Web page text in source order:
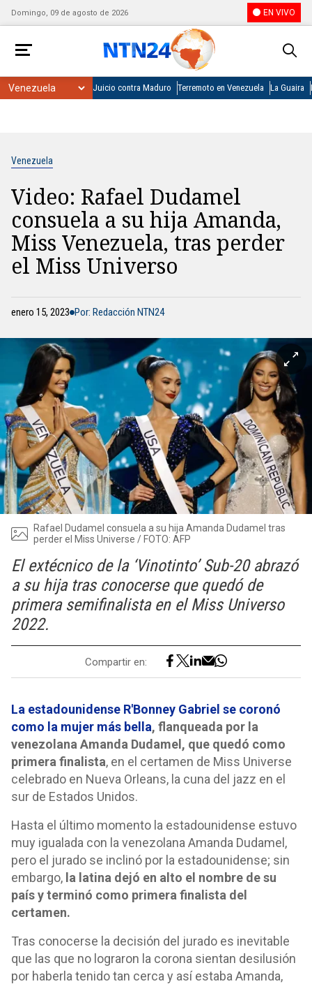
Domingo, 09 de agosto de 2026 EN VIVO
Juicio contra Maduro Terremoto en Venezuela La Guaira
Venezuela
Video: Rafael Dudamel
consuela a su hija Amanda,
Miss Venezuela, tras perder
el Miss Universo
enero 15, 2023 Por: Redacción NTN24
Rafael Dudamel consuela a su hija Amanda Dudamel tras
perder el Miss Universe / FOTO: AFP
El extécnico de la ‘Vinotinto’ Sub-20 abrazó
a su hija tras conocerse que quedó de
primera semifinalista en el Miss Universo
2022.
Compartir en:
La estadounidense R'Bonney Gabriel se coronó
como la mujer más bella, flanqueada por la
venezolana Amanda Dudamel, que quedó como
primera finalista, en el certamen de Miss Universe
celebrado en Nueva Orleans, la cuna del jazz en el
sur de Estados Unidos.
Hasta el último momento la estadounidense estuvo
muy igualada con la venezolana Amanda Dudamel,
pero el jurado se inclinó por la estadounidense; sin
embargo, la latina dejó en alto el nombre de su
país y terminó como primera finalista del
certamen.
Tras conocerse la decisión del jurado es inevitable
que las que no lograron la corona sientan desilusión
por haberla tenido tan cerca y así estaba Amanda,